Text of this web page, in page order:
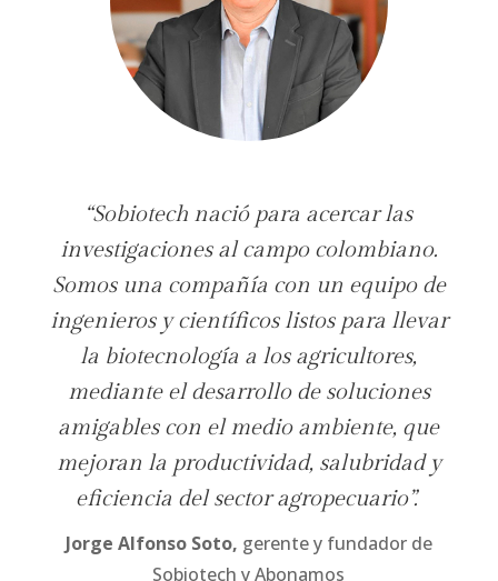
“Sobiotech nació para acercar las
investigaciones al campo colombiano.
Somos una compañía con un equipo de
ingenieros y científicos listos para llevar
la biotecnología a los agricultores,
mediante el desarrollo de soluciones
amigables con el medio ambiente, que
mejoran la productividad, salubridad y
eficiencia del sector agropecuario”.
Jorge Alfonso Soto, gerente y fundador de
Sobiotech y Abonamos